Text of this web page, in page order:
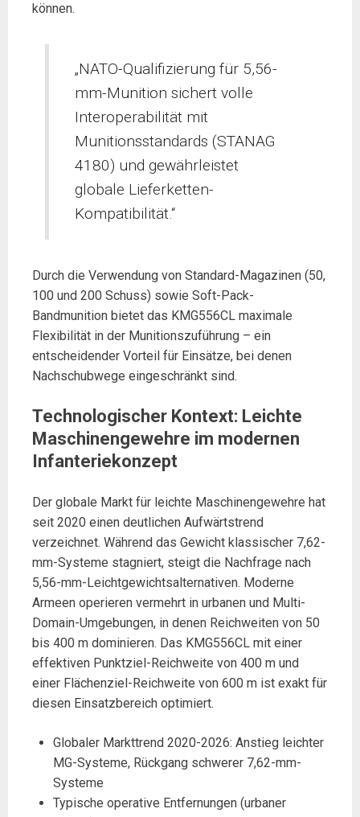
können.
„NATO-Qualifizierung für 5,56-
mm-Munition sichert volle
Interoperabilität mit
Munitionsstandards (STANAG
4180) und gewährleistet
globale Lieferketten-
Kompatibilität.“
Durch die Verwendung von Standard-Magazinen (50,
100 und 200 Schuss) sowie Soft-Pack-
Bandmunition bietet das KMG556CL maximale
Flexibilität in der Munitionszuführung – ein
entscheidender Vorteil für Einsätze, bei denen
Nachschubwege eingeschränkt sind.
Technologischer Kontext: Leichte
Maschinengewehre im modernen
Infanteriekonzept
Der globale Markt für leichte Maschinengewehre hat
seit 2020 einen deutlichen Aufwärtstrend
verzeichnet. Während das Gewicht klassischer 7,62-
mm-Systeme stagniert, steigt die Nachfrage nach
5,56-mm-Leichtgewichtsalternativen. Moderne
Armeen operieren vermehrt in urbanen und Multi-
Domain-Umgebungen, in denen Reichweiten von 50
bis 400 m dominieren. Das KMG556CL mit einer
effektiven Punktziel-Reichweite von 400 m und
einer Flächenziel-Reichweite von 600 m ist exakt für
diesen Einsatzbereich optimiert.
Globaler Markttrend 2020-2026: Anstieg leichter
MG-Systeme, Rückgang schwerer 7,62-mm-
Systeme
Typische operative Entfernungen (urbaner